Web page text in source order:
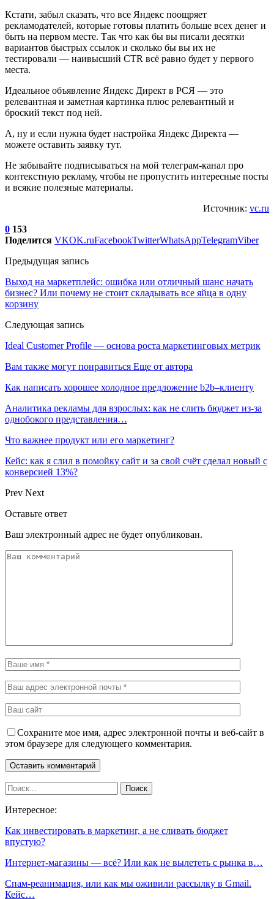
Кстати, забыл сказать, что все Яндекс поощряет
рекламодателей, которые готовы платить больше всех денег и
быть на первом месте. Так что как бы вы писали десятки
вариантов быстрых ссылок и сколько бы вы их не
тестировали — наивысший CTR всё равно будет у первого
места.
Идеальное объявление Яндекс Директ в РСЯ — это
релевантная и заметная картинка плюс релевантный и
броский текст под ней.
А, ну и если нужна будет настройка Яндекс Директа —
можете оставить заявку тут.
Не забывайте подписываться на мой телеграм-канал про
контекстную рекламу, чтобы не пропустить интересные посты
и всякие полезные материалы.
Источник: vc.ru
0 153
Поделится VKOK.ruFacebookTwitterWhatsAppTelegramViber
Предыдущая запись
Выход на маркетплейс: ошибка или отличный шанс начать
бизнес? Или почему не стоит складывать все яйца в одну
корзину
Следующая запись
Ideal Customer Profile — основа роста маркетинговых метрик
Вам также могут понравиться Еще от автора
Как написать хорошее холодное предложение b2b–клиенту
Аналитика рекламы для взрослых: как не слить бюджет из-за
однобокого представления…
Что важнее продукт или его маркетинг?
Кейс: как я слил в помойку сайт и за свой счёт сделал новый с
конверсией 13%?
Prev Next
Оставьте ответ
Ваш электронный адрес не будет опубликован.
Сохраните мое имя, адрес электронной почты и веб-сайт в
этом браузере для следующего комментария.
Интересное:
Как инвестировать в маркетинг, а не сливать бюджет
впустую?
Интернет-магазины — всё? Или как не вылететь с рынка в…
Спам-реанимация, или как мы оживили рассылку в Gmail.
Кейс…